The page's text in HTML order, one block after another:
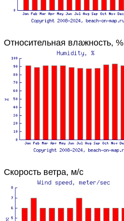
Относительная влажность, %
Скорость ветра, м/с